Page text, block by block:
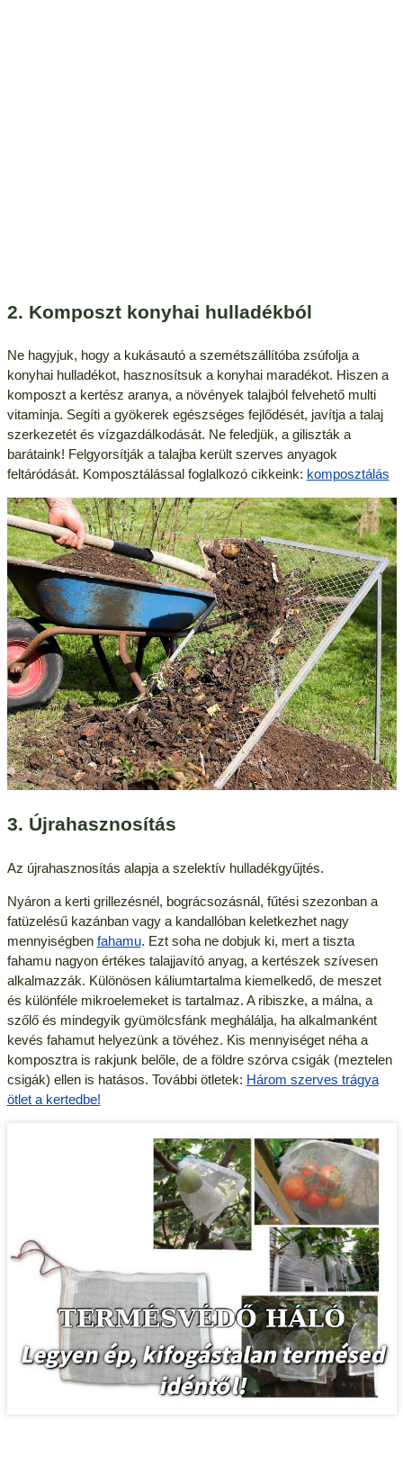
2. Komposzt konyhai hulladékból
Ne hagyjuk, hogy a kukásautó a szemétszállítóba zsúfolja a
konyhai hulladékot, hasznosítsuk a konyhai maradékot. Hiszen a
komposzt a kertész aranya, a növények talajból felvehető multi
vitaminja. Segíti a gyökerek egészséges fejlődését, javítja a talaj
szerkezetét és vízgazdálkodását. Ne feledjük, a giliszták a
barátaink! Felgyorsítják a talajba került szerves anyagok
feltáródását. Komposztálással foglalkozó cikkeink: komposztálás
3. Újrahasznosítás
Az újrahasznosítás alapja a szelektív hulladékgyűjtés.
Nyáron a kerti grillezésnél, bográcsozásnál, fűtési szezonban a
fatüzelésű kazánban vagy a kandallóban keletkezhet nagy
mennyiségben fahamu. Ezt soha ne dobjuk ki, mert a tiszta
fahamu nagyon értékes talajjavító anyag, a kertészek szívesen
alkalmazzák. Különösen káliumtartalma kiemelkedő, de meszet
és különféle mikroelemeket is tartalmaz. A ribiszke, a málna, a
szőlő és mindegyik gyümölcsfánk meghálálja, ha alkalmanként
kevés fahamut helyezünk a tövéhez. Kis mennyiséget néha a
komposztra is rakjunk belőle, de a földre szórva csigák (meztelen
csigák) ellen is hatásos. További ötletek: Három szerves trágya
ötlet a kertedbe!